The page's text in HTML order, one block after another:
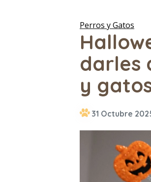
Perros y Gatos
darles
y
31 Octubre